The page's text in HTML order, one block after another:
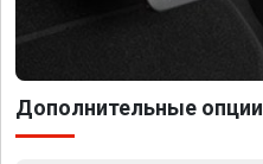
Дополнительные опции